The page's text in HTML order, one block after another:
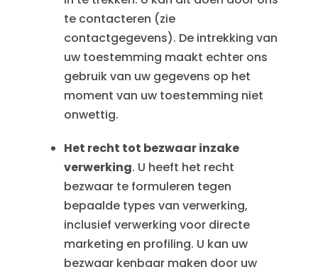
te contacteren (zie
contactgegevens). De intrekking van
uw toestemming maakt echter ons
gebruik van uw gegevens op het
moment van uw toestemming niet
onwettig.
Het recht tot bezwaar inzake
verwerking. U heeft het recht
bezwaar te formuleren tegen
bepaalde types van verwerking,
inclusief verwerking voor directe
marketing en profiling. U kan uw
bezwaar kenbaar maken door uw